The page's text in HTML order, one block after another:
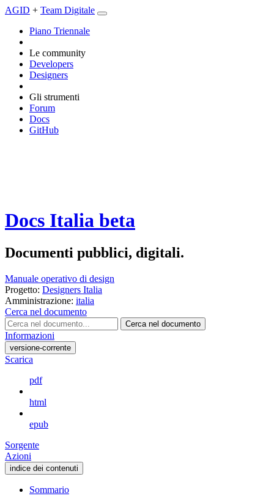
AGID + Team Digitale
Piano Triennale
Le community
Developers
Designers
Gli strumenti
Forum
Docs
GitHub
Docs Italia beta
Documenti pubblici, digitali.
Manuale operativo di design
Progetto: Designers Italia
Amministrazione: italia
Cerca nel documento
Cerca nel documento
Informazioni
versione-corrente
Scarica
pdf
html
epub
Sorgente
Azioni
indice dei contenuti
Sommario